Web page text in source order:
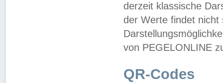
derzeit klassische
der Werte findet
von PEGELONLINE
QR-Codes